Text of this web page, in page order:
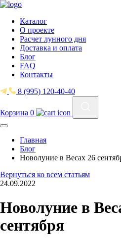
Каталог
О проекте
Расчет лунного дня
Доставка и оплата
Блог
FAQ
Контакты
8 (995) 120-40-40
Корзина 0
Главная
Блог
Новолуние в Весах 26
Вернуться ко всем статьям
24.09.2022
Новолуние в
сентября